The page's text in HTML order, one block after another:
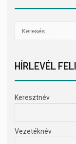
HÍRLEVÉL
Keresztnév
Vezetéknév